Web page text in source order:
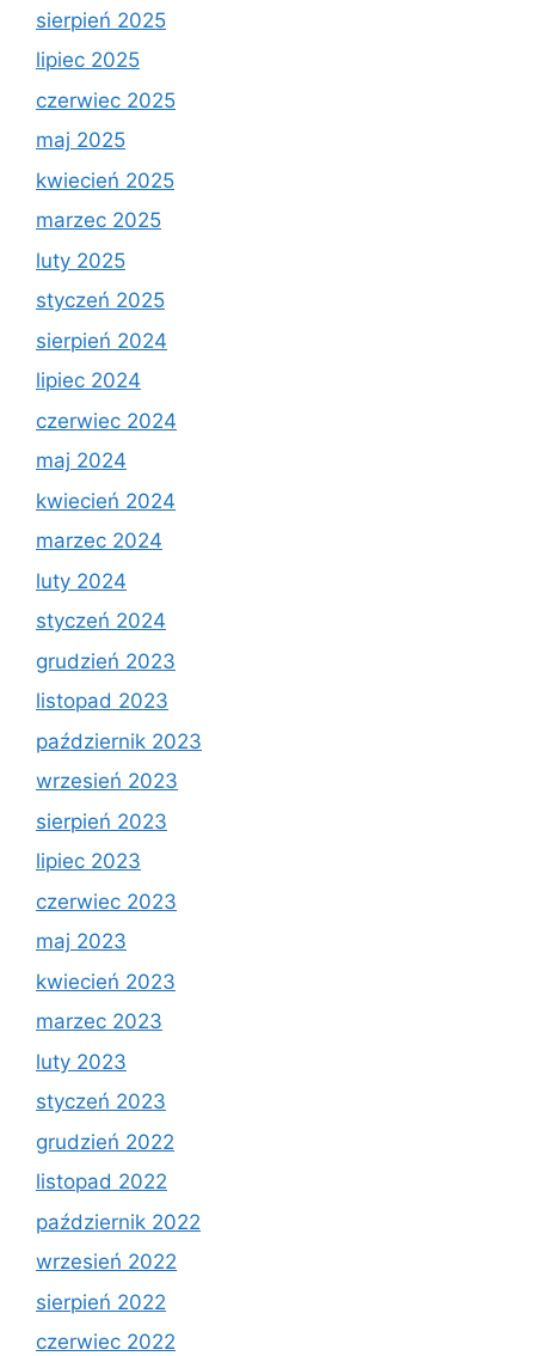
sierpień 2025
lipiec 2025
czerwiec 2025
maj 2025
kwiecień 2025
marzec 2025
luty 2025
styczeń 2025
sierpień 2024
lipiec 2024
czerwiec 2024
maj 2024
kwiecień 2024
marzec 2024
luty 2024
styczeń 2024
grudzień 2023
listopad 2023
październik 2023
wrzesień 2023
sierpień 2023
lipiec 2023
czerwiec 2023
maj 2023
kwiecień 2023
marzec 2023
luty 2023
styczeń 2023
grudzień 2022
listopad 2022
październik 2022
wrzesień 2022
sierpień 2022
czerwiec 2022